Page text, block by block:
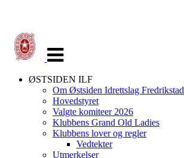
navigasjon
ØSTSIDEN ILF
Om Østsiden Idrettslag Fredrikstad
Hovedstyret
Valgte komiteer 2026
Klubbens Grand Old Ladies
Klubbens lover og regler
Vedtekter
Utmerkelser